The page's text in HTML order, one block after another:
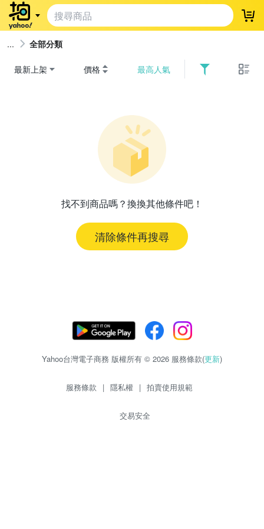
登
全部分類
最新上架 價格 最高人氣
找不到商品嗎？換換其他條件吧！
清除條件再搜尋
Yahoo台灣電子商務 版權所有 © 2026 服務條款(更新)
服務條款 | 隱私權 | 拍賣使用規範
交易安全